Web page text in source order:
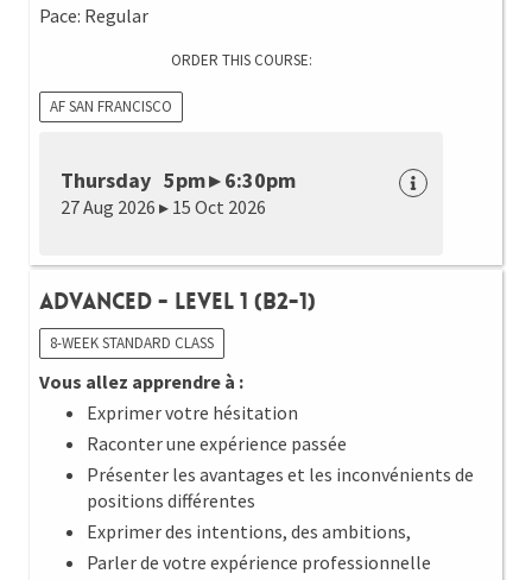
Pace: Regular
ORDER THIS COURSE:
AF SAN FRANCISCO
Thursday 5pm ▸ 6:30pm
27 Aug 2026 ▸ 15 Oct 2026
Advanced - Level 1 (B2-1)
8-WEEK STANDARD CLASS
Vous allez apprendre à :
Exprimer votre hésitation
Raconter une expérience passée
Présenter les avantages et les inconvénients de
positions différentes
Exprimer des intentions, des ambitions,
Parler de votre expérience professionnelle